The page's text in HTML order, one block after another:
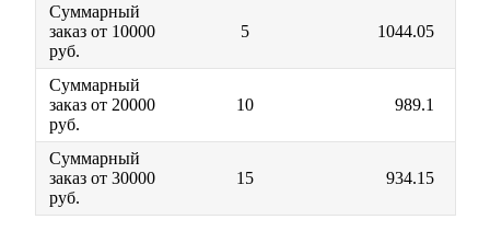
Суммарный
заказ от 10000
руб.
5 1044.05
Суммарный
заказ от 20000
руб.
10 989.1
Суммарный
заказ от 30000
руб.
15 934.15